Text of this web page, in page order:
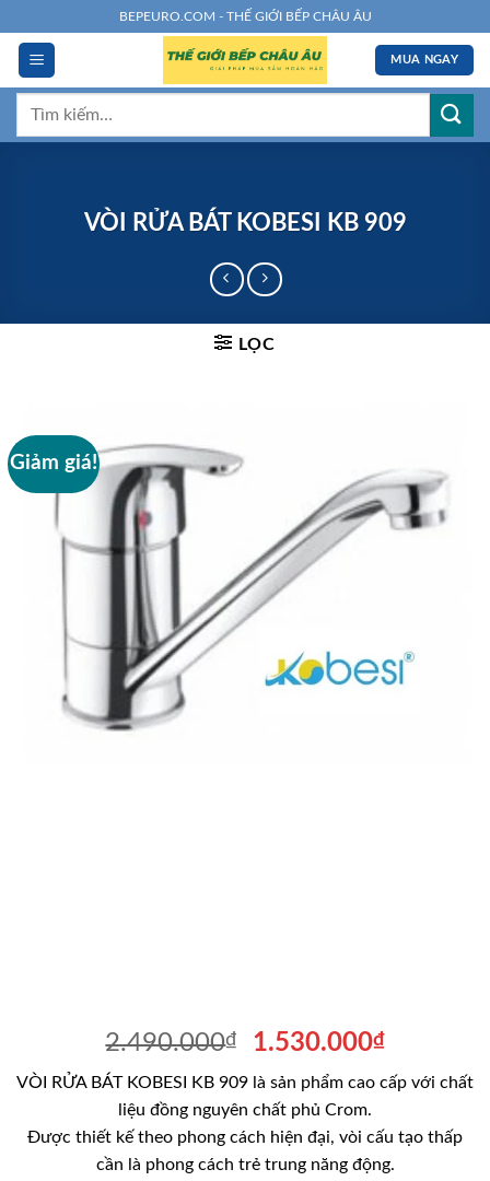
đến
dung
BEPEURO.COM - THẾ GIỚI BẾP CHÂU ÂU
MUA NGAY
Tìm
VÒI RỬA BÁT KOBESI KB 909
LỌC
Giảm giá!
2.490.000₫
Giá
là:
2.490.000₫.
1.530.000₫Giá
hiện
tại
VÒI RỬA BÁT KOBESI KB 909 là sản phẩm cao cấp với chất
liệu đồng nguyên chất phủ Crom.
Được thiết kế theo phong cách hiện đại, vòi cấu tạo thấp
cần là phong cách trẻ trung năng động.